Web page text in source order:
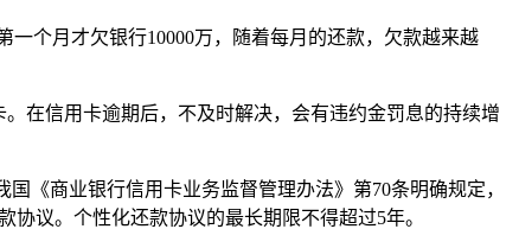
个月才欠银行10000万，随着每月的还款，欠款越来越
在信用卡逾期后，不及时解决，会有违约金罚息的持续增
《商业银行信用卡业务监督管理办法》第70条明确规定，
议。个性化还款协议的最长期限不得超过5年。